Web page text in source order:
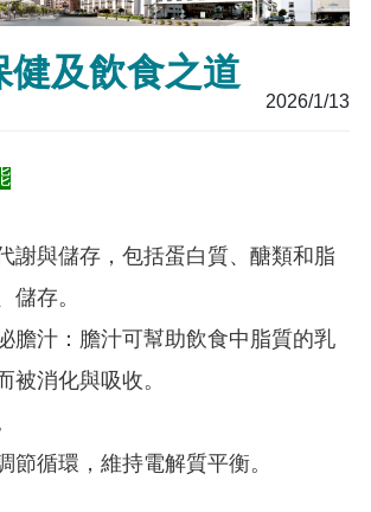
健及飲食之道
2026/1/13
謝與儲存，包括蛋白質、醣類和脂
儲存。
膽汁：膽汁可幫助飲食中脂質的乳
被消化與吸收。
節循環，維持電解質平衡。